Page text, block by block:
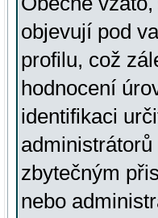
objevují pod
profilu, což
hodnocení
identifikaci
zbytečným
nebo